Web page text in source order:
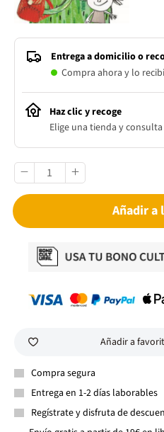
Entrega a domicilio o
Compra ahora y lo
Haz clic y recoge
Elige una tienda y
Añadir a
Añadir a
Compra segura
Entrega en 1-2 días laborables
Regístrate y disfruta de